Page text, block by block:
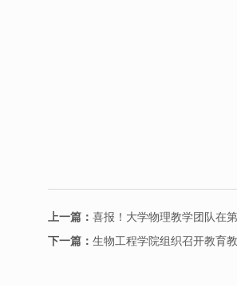
上一篇： 喜报！大学物理教学团队在
下一篇： 生物工程学院组织召开教育